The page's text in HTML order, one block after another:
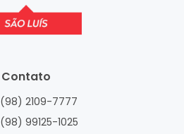
Contato
(98) 2109-7777
(98) 99125-1025